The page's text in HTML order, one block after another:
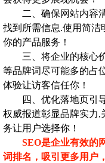
二、确保网站内容
找到所需信息.使用简洁
你的产品服务！
三、将企业的核心
等品牌词尽可能多的占
体验让访客信任你！
四、优化落地页引
权威报道彰显品牌实力,
务让用户选择你！
SEO是企业有效的
词排名，吸引更多用户